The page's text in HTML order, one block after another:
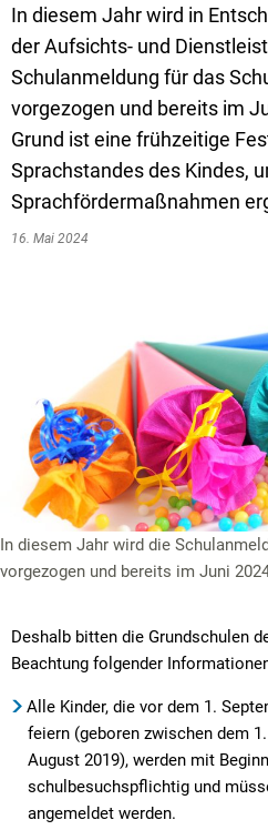
Livestream Sitzungen auf
Wahlergebnisse
Baugrundstücke
Wiederkehrende
Gewerbe-
Satzungen und
In diesem Jahr wird in
der Aufsichts- und
Schulanmeldung für das
vorgezogen und bereits im
Grund ist eine frühzeitige
Sprachstandes des Kindes,
Sprachfördermaßnahmen
16. Mai 2024
In diesem Jahr wird die
vorgezogen und bereits im Juni
Deshalb bitten die Grundschulen
Beachtung folgender
Alle Kinder, die vor dem 1.
feiern (geboren zwischen dem
August 2019), werden mit
schulbesuchspflichtig und
angemeldet werden.